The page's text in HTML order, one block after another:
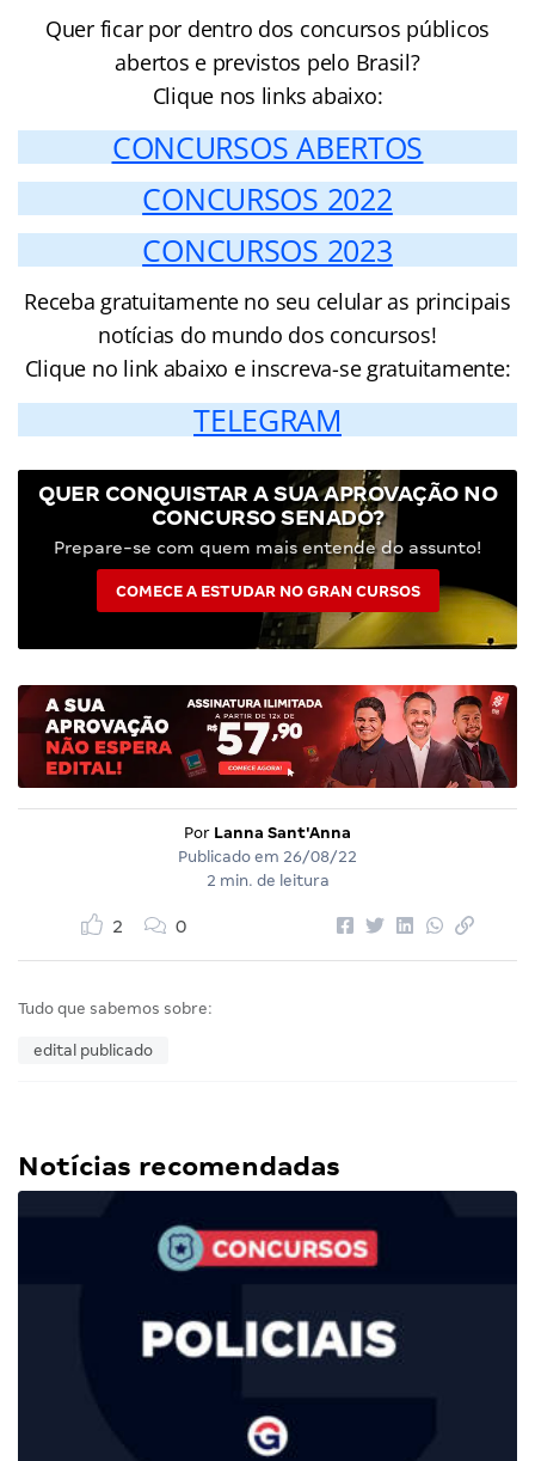
Quer ficar por dentro dos concursos públicos
abertos e previstos pelo Brasil?
Clique nos links abaixo:
CONCURSOS ABERTOS
CONCURSOS 2022
CONCURSOS 2023
Receba gratuitamente no seu celular as principais
notícias do mundo dos concursos!
Clique no link abaixo e inscreva-se gratuitamente:
TELEGRAM
QUER CONQUISTAR A SUA APROVAÇÃO NO
CONCURSO SENADO?
Prepare-se com quem mais entende do assunto!
COMECE A ESTUDAR NO GRAN CURSOS
Por Lanna Sant'Anna
Publicado em 26/08/22
2 min. de leitura
2 0
Tudo que sabemos sobre:
edital publicado
Notícias recomendadas